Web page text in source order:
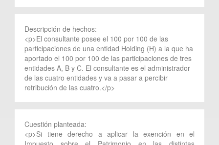
Descripción de hechos:
<p>El consultante posee el 100 por 100 de las
participaciones de una entidad Holding (H) a la que ha
aportado el 100 por 100 de las participaciones de tres
entidades A, B y C. El consultante es el administrador
de las cuatro entidades y va a pasar a percibir
retribución de las cuatro.</p>
Cuestión planteada:
<p>Si tiene derecho a aplicar la exención en el